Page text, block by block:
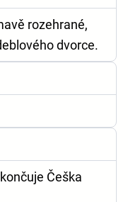
rozehrané,
dvorce.
Češka